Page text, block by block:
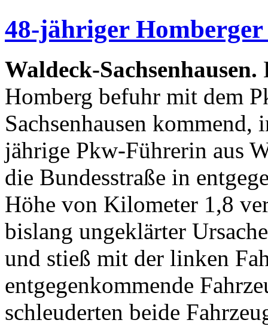
48-jähriger
Waldeck-Sachsenhausen.
Homberg befuhr mit dem
Sachsenhausen
jährige Pkw-Führerin aus
die Bundesstraße in
Höhe von Kilometer 1,8
bislang ungeklärter
und stieß mit der linken
entgegenkommende
schleuderten beide